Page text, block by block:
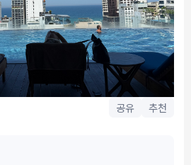
공유 추천